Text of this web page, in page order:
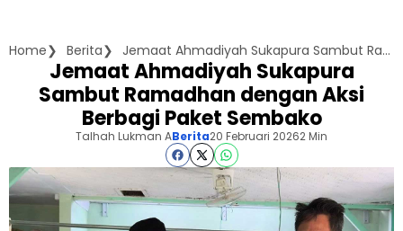
Home Berita Jemaat Ahmadiyah Sukapura Sambut Ramadhan dengan Aksi Berbagi Paket Sembako
Jemaat Ahmadiyah Sukapura
Sambut Ramadhan dengan Aksi
Berbagi Paket Sembako
Talhah Lukman ABerita20 Februari 20262 Min